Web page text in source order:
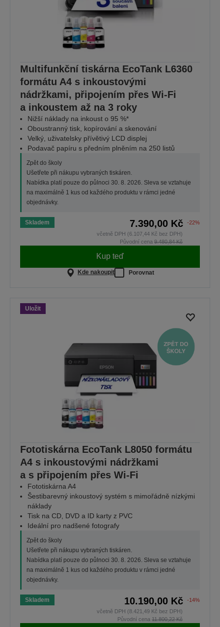
Multifunkční tiskárna EcoTank L6360
formátu A4 s inkoustovými
nádržkami, připojením přes Wi-Fi
a inkoustem až na 3 roky
Nižší náklady na inkoust o 95 %*
Oboustranný tisk, kopírování a skenování
Velký, uživatelsky přívětivý LCD displej
Podavač papíru s předním plněním na 250 listů
Zpět do školy
Ušetřete při nákupu vybraných tiskáren.
Nabídka platí pouze do půlnoci 30. 8. 2026. Sleva se vztahuje
na maximálně 1 kus od každého produktu v rámci jedné
objednávky.
Skladem 7.390,00 Kč
-22%
včetně DPH (6.107,44 Kč bez DPH)
Původní cena 9.480,84 Kč
Kup teď
Kde nakoupit Porovnat
Uložit
Fototiskárna EcoTank L8050 formátu
A4 s inkoustovými nádržkami
a s připojením přes Wi-Fi
Fototiskárna A4
Šestibarevný inkoustový systém s mimořádně nízkými
náklady
Tisk na CD, DVD a ID karty z PVC
Ideální pro nadšené fotografy
Zpět do školy
Ušetřete při nákupu vybraných tiskáren.
Nabídka platí pouze do půlnoci 30. 8. 2026. Sleva se vztahuje
na maximálně 1 kus od každého produktu v rámci jedné
objednávky.
Skladem 10.190,00 Kč
-14%
včetně DPH (8.421,49 Kč bez DPH)
Původní cena 11.800,22 Kč